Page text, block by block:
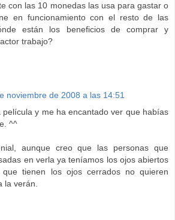
con las 10 monedas las usa para gastar o
en funcionamiento con el resto de las
están los beneficios de comprar y
trabajo?
noviembre de 2008 a las 14:51
película y me ha encantado ver que habías
^^
aunque creo que las personas que
en verla ya teníamos los ojos abiertos
tienen los ojos cerrados no quieren
la verán.